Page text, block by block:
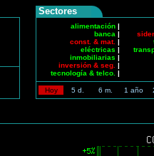
Sectores
alimentación |
banca |
const. & mat. |
eléctricas |
inmobiliarias |
inversión & seg. |
tecnología & telco. |
Hoy 5 d. 6 m. 1 año